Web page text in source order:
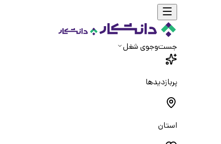
جست‌و‌جوی شغل
پربازدیدها
استان